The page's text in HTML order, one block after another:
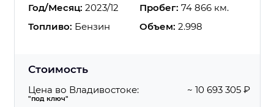
Год/Месяц: 2023/12 Пробег: 74 866 км.
Топливо: Бензин Объем: 2.998
Стоимость
Цена во Владивостоке:
"под ключ"
~ 10 693 305 ₽